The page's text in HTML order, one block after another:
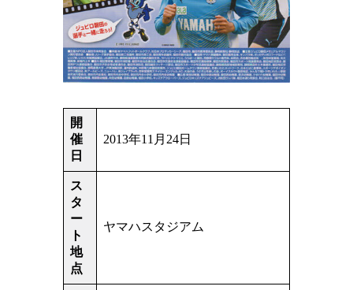
開
催
日
2013年11月24日
ス
タ
ー
ト
地
点
ヤマハスタジアム